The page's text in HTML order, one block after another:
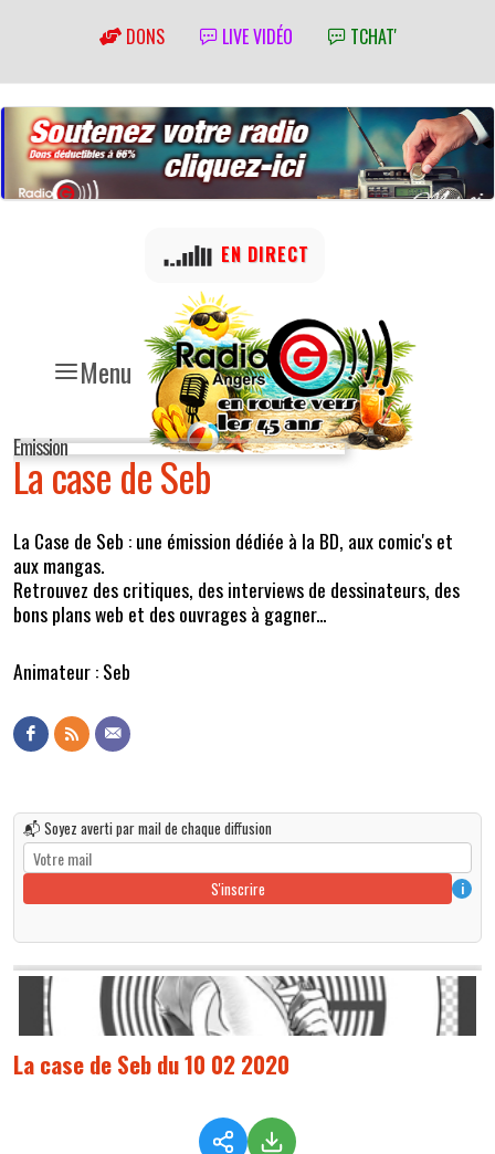
DONS LIVE VIDÉO TCHAT'
Menu
EN DIRECT
Emission
La case de Seb
La Case de Seb : une émission dédiée à la BD, aux comic's et
aux mangas.
Retrouvez des critiques, des interviews de dessinateurs, des
bons plans web et des ouvrages à gagner...
Animateur : Seb
📬 Soyez averti par mail de chaque diffusion
S'inscrire i
La case de Seb du 10 02 2020